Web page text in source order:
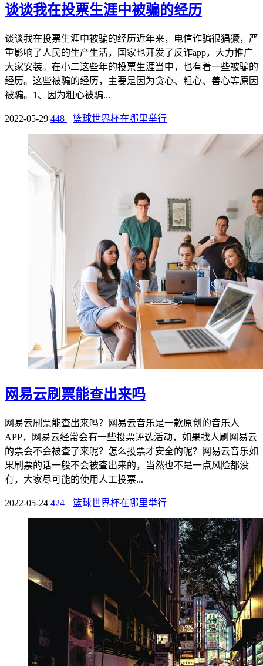
谈谈我在投票生涯中被骗的经历
谈谈我在投票生涯中被骗的经历近年来，电信诈骗很猖獗，严
重影响了人民的生产生活，国家也开发了反诈app，大力推广
大家安装。在小二这些年的投票生涯当中，也有着一些被骗的
经历。这些被骗的经历，主要是因为贪心、粗心、善心等原因
被骗。1、因为粗心被骗...
2022-05-29 448 篮球世界杯在哪里举行
网易云刷票能查出来吗
网易云刷票能查出来吗？网易云音乐是一款原创的音乐人
APP，网易云经常会有一些投票评选活动，如果找人刷网易云
的票会不会被查了来呢？怎么投票才安全的呢？网易云音乐如
果刷票的话一般不会被查出来的，当然也不是一点风险都没
有，大家尽可能的使用人工投票...
2022-05-24 424 篮球世界杯在哪里举行